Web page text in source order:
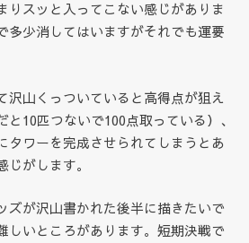
りスッと入ってこない感じがありま
多少消してはいますがそれでも運要
沢山くっついていると高得点が狙え
10匹つないで100点取っている）、
タワーを完成させられてしまうとあ
がします。
ズが沢山書かれた後半に描きたいで
しいところがあります。短期決戦で